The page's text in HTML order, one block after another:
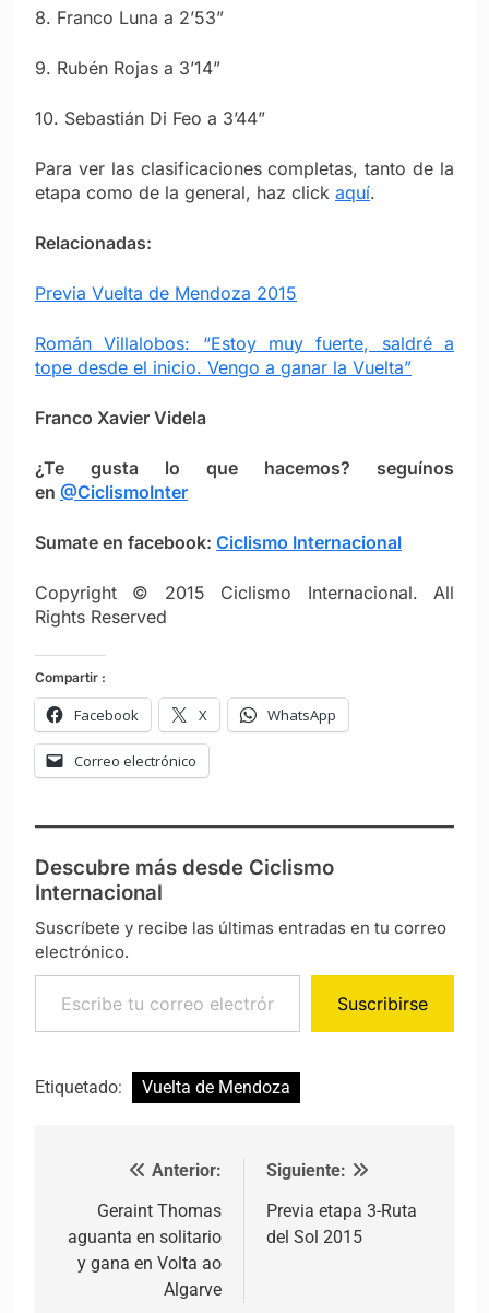
8. Franco Luna a 2’53”
9. Rubén Rojas a 3’14”
10. Sebastián Di Feo a 3’44”
Para ver las clasificaciones completas, tanto de la
etapa como de la general, haz click aquí.
Relacionadas:
Previa Vuelta de Mendoza 2015
Román Villalobos: “Estoy muy fuerte, saldré a
tope desde el inicio. Vengo a ganar la Vuelta”
Franco Xavier Videla
¿Te gusta lo que hacemos? seguínos
en @CiclismoInter
Sumate en facebook: Ciclismo Internacional
Copyright © 2015 Ciclismo Internacional. All
Rights Reserved
Compartir :
Facebook X WhatsApp
Correo electrónico
Descubre más desde Ciclismo
Internacional
Suscríbete y recibe las últimas entradas en tu correo
electrónico.
Escribe tu correo electrónico…
Suscribirse
Etiquetado: Vuelta de Mendoza
Navegación de entradas
Anterior:
Geraint Thomas
aguanta en solitario
y gana en Volta ao
Algarve
Siguiente:
Previa etapa 3-Ruta
del Sol 2015